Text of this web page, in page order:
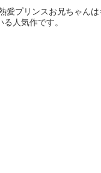
愛プリンスお兄ちゃんは
人気作です。